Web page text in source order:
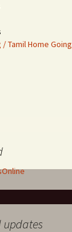
Tamil Home Going
updates